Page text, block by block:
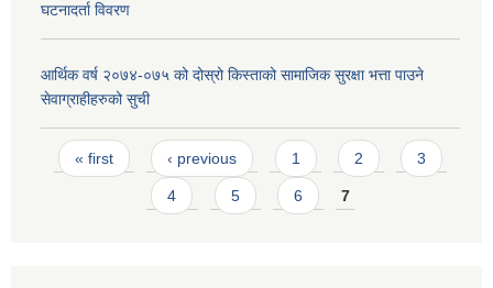
घटनादर्ता विवरण
आर्थिक वर्ष २०७४-०७५ को दोस्रो किस्ताको सामाजिक सुरक्षा भत्ता पाउने
सेवाग्राहीहरुको सुची
Pages
« first ‹ previous 1 2 3
4 5 6 7